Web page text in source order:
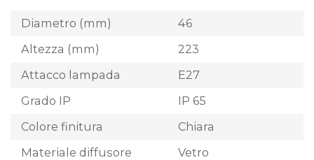
Diametro (mm)
46
Altezza (mm)
223
Attacco lampada
E27
Grado IP
IP 65
Colore finitura
Chiara
Materiale diffusore
Vetro